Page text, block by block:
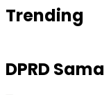
Trending
DPRD